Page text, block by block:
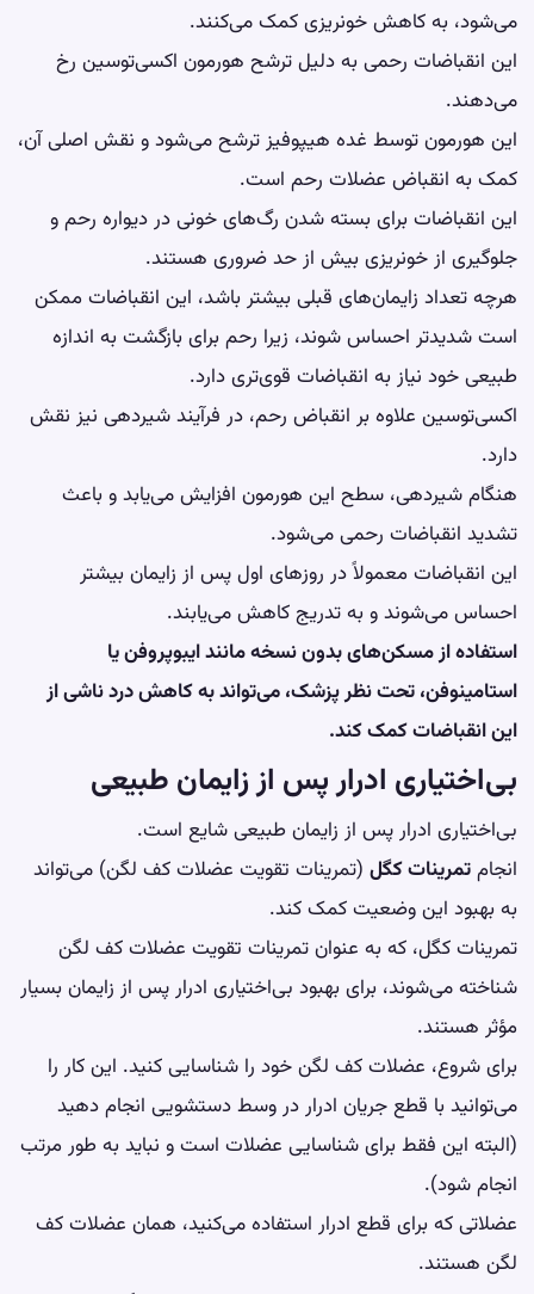
می‌شود، به کاهش خونریزی کمک می‌کنند.
این انقباضات رحمی به دلیل ترشح هورمون اکسی‌توسین رخ
می‌دهند.
این هورمون توسط غده هیپوفیز ترشح می‌شود و نقش اصلی آن،
کمک به انقباض عضلات رحم است.
این انقباضات برای بسته شدن رگ‌های خونی در دیواره رحم و
جلوگیری از خونریزی بیش از حد ضروری هستند.
هرچه تعداد زایمان‌های قبلی بیشتر باشد، این انقباضات ممکن
است شدیدتر احساس شوند، زیرا رحم برای بازگشت به اندازه
طبیعی خود نیاز به انقباضات قوی‌تری دارد.
اکسی‌توسین علاوه بر انقباض رحم، در فرآیند شیردهی نیز نقش
دارد.
هنگام شیردهی، سطح این هورمون افزایش می‌یابد و باعث
تشدید انقباضات رحمی می‌شود.
این انقباضات معمولاً در روزهای اول پس از زایمان بیشتر
احساس می‌شوند و به تدریج کاهش می‌یابند.
استفاده از مسکن‌های بدون نسخه مانند ایبوپروفن یا
استامینوفن، تحت نظر پزشک، می‌تواند به کاهش درد ناشی از
این انقباضات کمک کند.
بی‌اختیاری ادرار پس از زایمان طبیعی
بی‌اختیاری ادرار پس از زایمان طبیعی شایع است.
انجامتمرینات کگل (تمرینات تقویت عضلات کف لگن) می‌تواند
به بهبود این وضعیت کمک کند.
تمرینات کگل، که به عنوان تمرینات تقویت عضلات کف لگن
شناخته می‌شوند، برای بهبود بی‌اختیاری ادرار پس از زایمان بسیار
مؤثر هستند.
برای شروع، عضلات کف لگن خود را شناسایی کنید. این کار را
می‌توانید با قطع جریان ادرار در وسط دستشویی انجام دهید
(البته این فقط برای شناسایی عضلات است و نباید به طور مرتب
انجام شود).
عضلاتی که برای قطع ادرار استفاده می‌کنید، همان عضلات کف
لگن هستند.